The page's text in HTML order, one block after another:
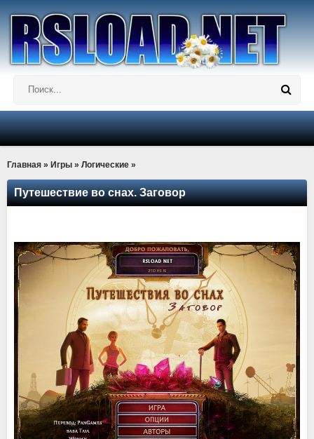
Главная » Игры » Логические »
Путешествие во снах. Заговор